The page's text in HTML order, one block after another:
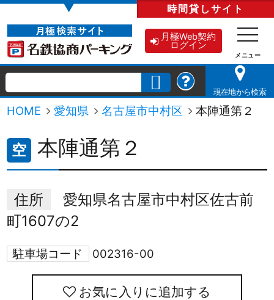
▼ 時間貸しサイト
月極Web契約
ログイン
現在地から検索
HOME 愛知県 名古屋市中村区 本陣通第２
空 本陣通第２
住所
愛知県名古屋市中村区佐古前
町1607の2
駐車場コード 002316-00
お気に入りに追加